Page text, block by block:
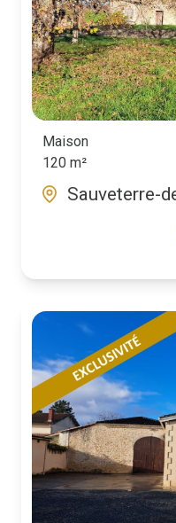
Maison
120 m²
Sauveterre-